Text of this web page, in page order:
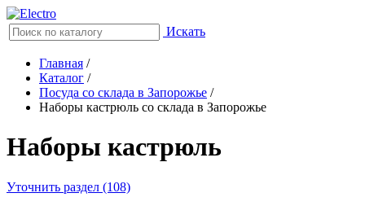
Искать
Главная /
Каталог /
Посуда со склада в Запорожье /
Наборы кастрюль со склада в Запорожье
Наборы кастрюль
Уточнить раздел (108)